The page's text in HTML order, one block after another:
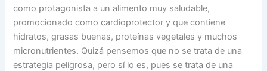
como protagonista a un alimento muy saludable,
promocionado como cardioprotector y que contiene
hidratos, grasas buenas, proteínas vegetales y muchos
micronutrientes. Quizá pensemos que no se trata de una
estrategia peligrosa, pero sí lo es, pues se trata de una